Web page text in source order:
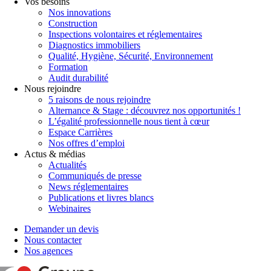
Nos innovations
Construction
Inspections volontaires et réglementaires
Diagnostics immobiliers
Qualité, Hygiène, Sécurité, Environnement
Formation
Audit durabilité
Nous rejoindre
5 raisons de nous rejoindre
Alternance & Stage : découvrez nos opportunités !
L’égalité professionnelle nous tient à cœur
Espace Carrières
Nos offres d’emploi
Actus & médias
Actualités
Communiqués de presse
News réglementaires
Publications et livres blancs
Webinaires
Demander un devis
Nous contacter
Nos agences